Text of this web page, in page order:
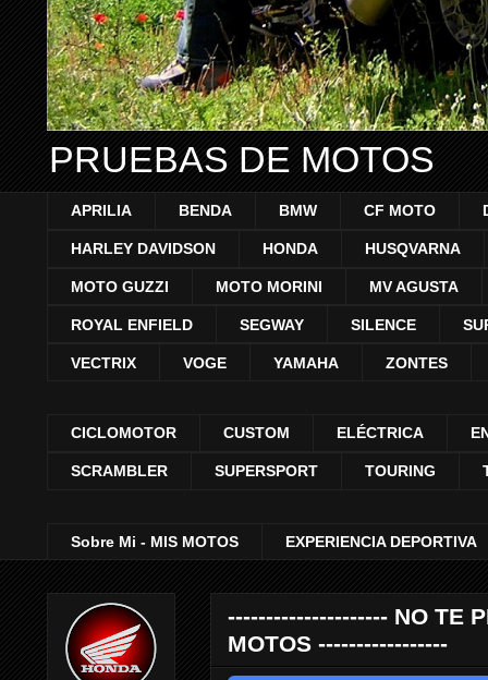
PRUEBAS DE MOTOS
APRILIA BENDA BMW CF MOTO
HARLEY DAVIDSON HONDA HUSQVARNA
MOTO GUZZI MOTO MORINI MV AGUSTA
ROYAL ENFIELD SEGWAY SILENCE
VECTRIX VOGE YAMAHA ZONTES
CICLOMOTOR CUSTOM ELÉCTRICA
SCRAMBLER SUPERSPORT TOURING
Sobre Mi - MIS MOTOS EXPERIENCIA DEPORTIVA
--------------------- NO TE
MOTOS -----------------